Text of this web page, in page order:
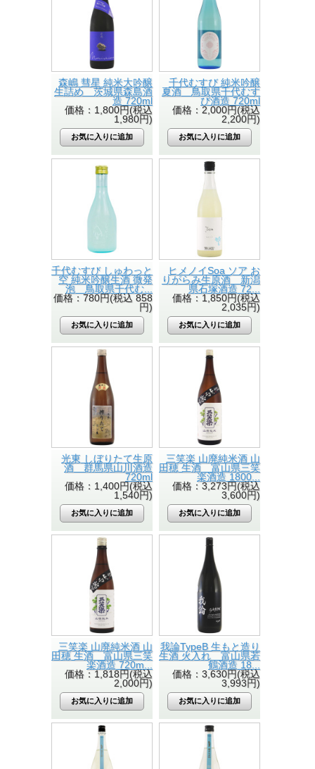
森嶋 彗星 純米大吟醸
生詰め 茨城県森島酒
造 720ml
価格：1,800円(税込
1,980円)
千代むすび 純米吟醸
夏酒 鳥取県千代むす
び酒造 720ml
価格：2,000円(税込
2,200円)
千代むすび しゅわっと
空 純米吟醸生酒 微発
泡 鳥取県千代む...
価格：780円(税込 858
円)
ヒメノイSoa ソア お
りがらみ生原酒 新潟
県石塚酒造 72...
価格：1,850円(税込
2,035円)
光東 しぼりたて生原
酒 群馬県山川酒造
720ml
価格：1,400円(税込
1,540円)
三笑楽 山廃純米酒 山
田穂 生酒 富山県三笑
楽酒造 1800...
価格：3,273円(税込
3,600円)
三笑楽 山廃純米酒 山
田穂 生酒 富山県三笑
楽酒造 720m...
価格：1,818円(税込
2,000円)
我論TypeB 生もと造り
生酒 火入れ 富山県若
鶴酒造 18...
価格：3,630円(税込
3,993円)